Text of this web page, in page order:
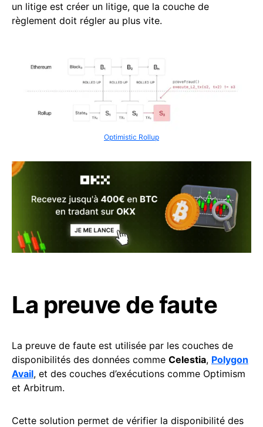
un litige est créer un litige, que la couche de
règlement doit régler au plus vite.
Optimistic Rollup
La preuve de faute
La preuve de faute est utilisée par les couches de
disponibilités des données comme Celestia, Polygon
Avail, et des couches d’exécutions comme Optimism
et Arbitrum.
Cette solution permet de vérifier la disponibilité des